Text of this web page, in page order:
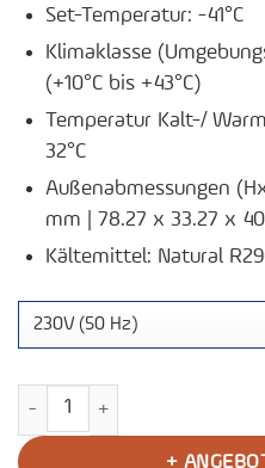
Set-Temperatur: -41°C
Klimaklasse
(+10°C bis +43°C)
Temperatur Kalt-/
32°C
Außenabmessungen
mm | 78.27 x 33.27 x
Kältemittel: Natural
Plasma-Gefrierschrank F501
+